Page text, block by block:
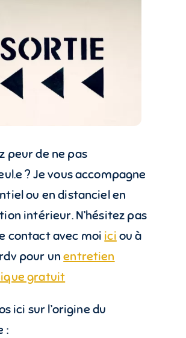
peur de ne pas
? Je vous accompagne
ou en distanciel en
intérieur. N’hésitez pas
contact avec moi ici ou à
pour unentretien
gratuit
ici sur l’origine du
: